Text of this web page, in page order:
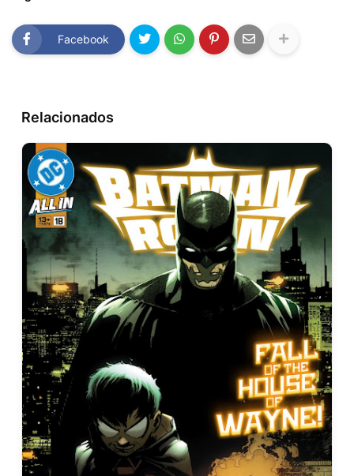
Facebook
Relacionados